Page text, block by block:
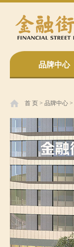
品牌中心
首 页 > 品牌中心 >